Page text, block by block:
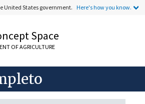
United States government. Here's how you know.
Space
OF AGRICULTURE
la proteína GTPasa
moleculares